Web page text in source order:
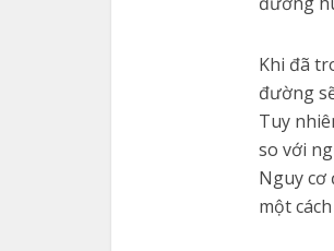
Khi đã
đường
Tuy
so với
Nguy cơ
một